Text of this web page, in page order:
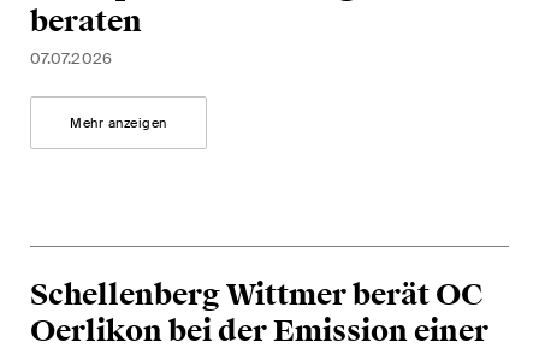
beraten
07.07.2026
Mehr anzeigen
Schellenberg Wittmer berät OC
Oerlikon bei der Emission einer